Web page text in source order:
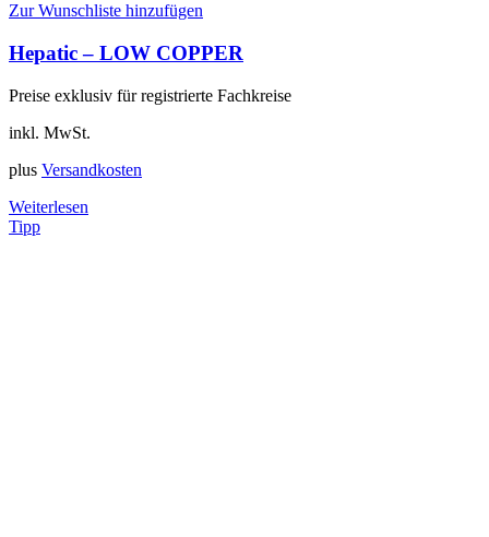
Zur Wunschliste hinzufügen
Hepatic – LOW COPPER
Preise exklusiv für registrierte Fachkreise
inkl. MwSt.
plus Versandkosten
Weiterlesen
Tipp